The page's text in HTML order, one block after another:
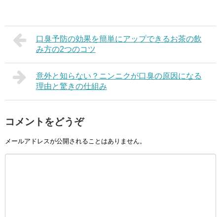
口臭予防の効果を簡単にアップできるお茶の飲
み方の2つのコツ
意外と知らない？ニンニクが口臭の原因になる
理由と驚きの仕組み
コメントをどうぞ
メールアドレスが公開されることはありません。